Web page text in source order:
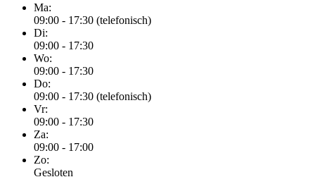
Ma:
09:00 - 17:30 (telefonisch)
Di:
09:00 - 17:30
Wo:
09:00 - 17:30
Do:
09:00 - 17:30 (telefonisch)
Vr:
09:00 - 17:30
Za:
09:00 - 17:00
Zo:
Gesloten